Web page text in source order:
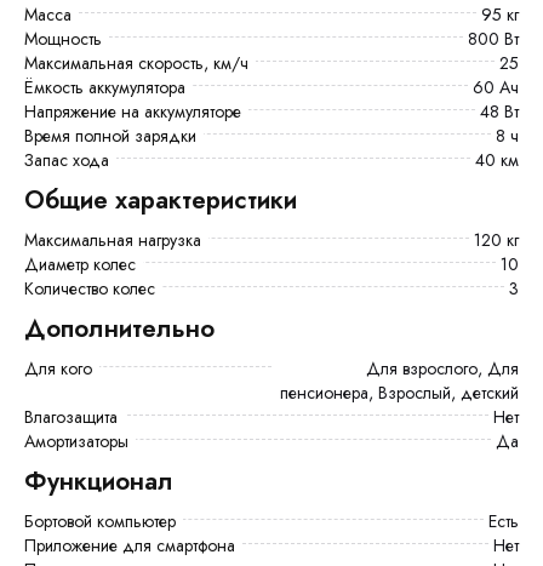
Масса
95 кг
Мощность
800 Вт
Максимальная скорость, км/ч
25
Ёмкость аккумулятора
60 Ач
Напряжение на аккумуляторе
48 Вт
Время полной зарядки
8 ч
Запас хода
40 км
Общие характеристики
Максимальная нагрузка
120 кг
Диаметр колес
10
Количество колес
3
Дополнительно
Для кого
Для взрослого, Для
пенсионера, Взрослый, детский
Влагозащита
Нет
Амортизаторы
Да
Функционал
Бортовой компьютер
есть
Приложение для смартфона
Нет